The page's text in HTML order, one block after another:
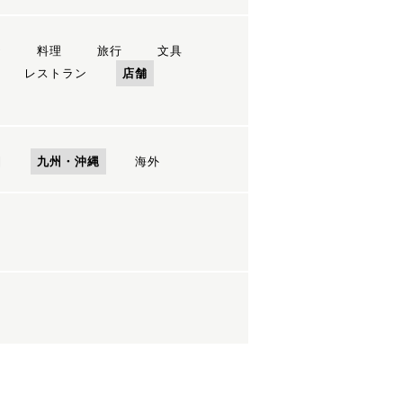
料理 旅行
文具
レストラン
店舗
九州・沖縄 海外